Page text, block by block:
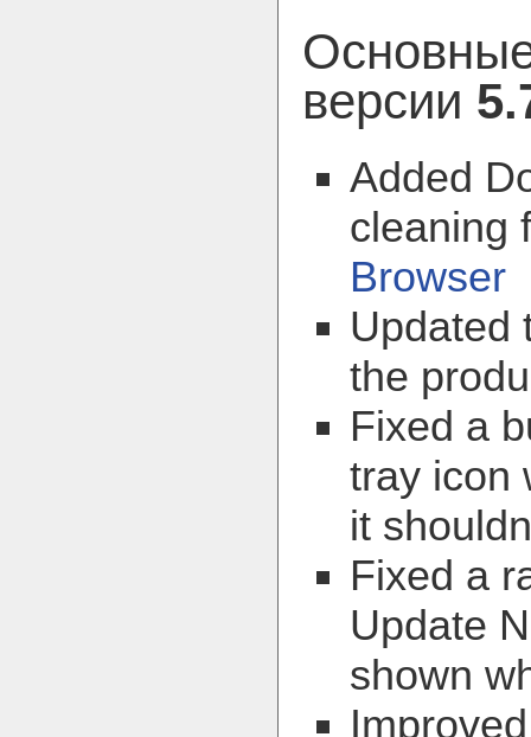
версии
Added
cleaning
Browser
Updated
the
Fixed a
tray icon
it
Fixed a
Update
shown